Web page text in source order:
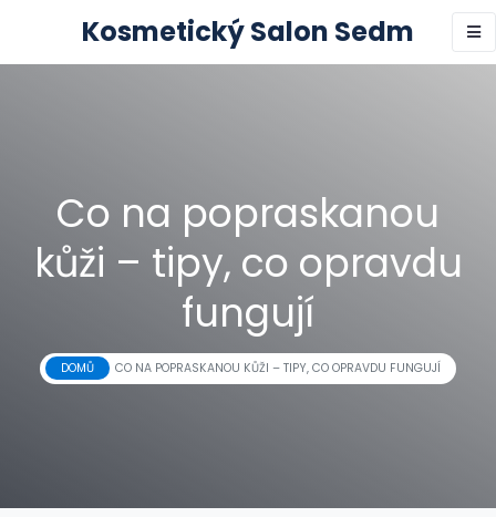
Kosmetický Salon Sedm
Co na popraskanou
kůži – tipy, co opravdu
fungují
DOMŮ CO NA POPRASKANOU KŮŽI – TIPY, CO OPRAVDU FUNGUJÍ